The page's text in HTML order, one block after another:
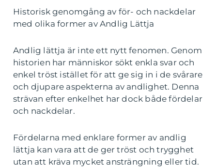
Historisk genomgång av för- och nackdelar
med olika former av Andlig Lättja
Andlig lättja är inte ett nytt fenomen. Genom
historien har människor sökt enkla svar och
enkel tröst istället för att ge sig in i de svårare
och djupare aspekterna av andlighet. Denna
strävan efter enkelhet har dock både fördelar
och nackdelar.
Fördelarna med enklare former av andlig
lättja kan vara att de ger tröst och trygghet
utan att kräva mycket ansträngning eller tid.